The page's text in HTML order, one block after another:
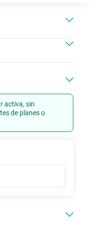
activa, sin
de planes o